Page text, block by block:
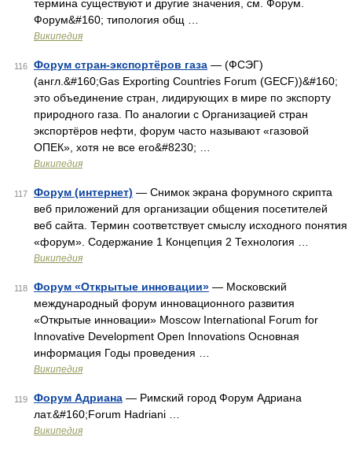
термина существуют и другие значения, см. Форум.
Форум&#160; типология общ …
Википедия
116 Форум стран-экспортёров газа — (ФСЭГ)
(англ.&#160;Gas Exporting Countries Forum (GECF))&#160;
это объединение стран, лидирующих в мире по экспорту
природного газа. По аналогии с Организацией стран
экспортёров нефти, форум часто называют «газовой
ОПЕК», хотя не все его&#8230; …
Википедия
117 Форум (интернет) — Снимок экрана форумного скрипта
веб приложений для организации общения посетителей
веб сайта. Термин соответствует смыслу исходного понятия
«форум». Содержание 1 Концепция 2 Технология …
Википедия
118 Форум «Открытые инновации» — Московский
международный форум инновационного развития
«Открытые инновации» Moscow International Forum for
Innovative Development Open Innovations Основная
информация Годы проведения …
Википедия
119 Форум Адриана — Римский город Форум Адриана
лат.&#160;Forum Hadriani …
Википедия